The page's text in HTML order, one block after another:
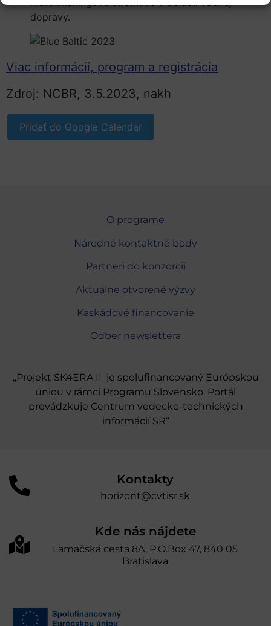
dopravy.
Viac informácií, program a registrácia
Zdroj: NCBR, 3.5.2023, nakh
Pridať do Google Calendar
O programe
Národné kontaktné body
Partneri do konzorcií
Aktuálne otvorené výzvy
Kaskádové financovanie
Odber newslettera
„Projekt SK4ERA II je spolufinancovaný Európskou
úniou v rámci Programu Slovensko. Portál
prevádzkuje Centrum vedecko-technických
informácií SR“
Kontakty
horizont@cvtisr.sk
Kde nás nájdete
Lamačská cesta 8A, P.O.Box 47, 840 05
Bratislava